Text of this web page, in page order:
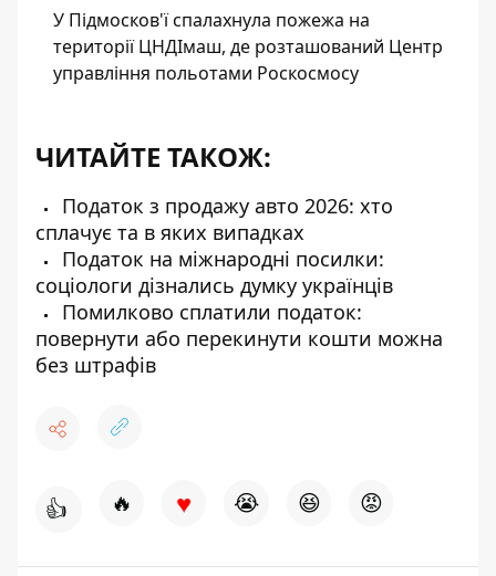
У Підмосков'ї спалахнула пожежа на
території ЦНДІмаш, де розташований Центр
управління польотами Роскосмосу
ЧИТАЙТЕ ТАКОЖ:
Податок з продажу авто 2026: хто
сплачує та в яких випадках
Податок на міжнародні посилки:
соціологи дізнались думку українців
Помилково сплатили податок:
повернути або перекинути кошти можна
без штрафів
👍 🔥 ♥ 😭 😆 😡